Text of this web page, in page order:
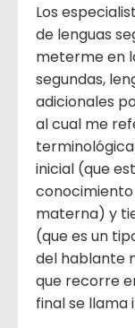
Los
de lenguas
meterme en
segundas,
adicionales
al cual me
inicial (que
conocimiento
materna) y
(que es un
del hablante
que recorre
final se llama